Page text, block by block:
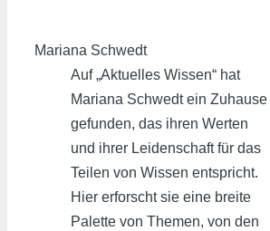
Mariana Schwedt
Auf „Aktuelles Wissen“ hat
Mariana Schwedt ein Zuhause
gefunden, das ihren Werten
und ihrer Leidenschaft für das
Teilen von Wissen entspricht.
Hier erforscht sie eine breite
Palette von Themen, von den